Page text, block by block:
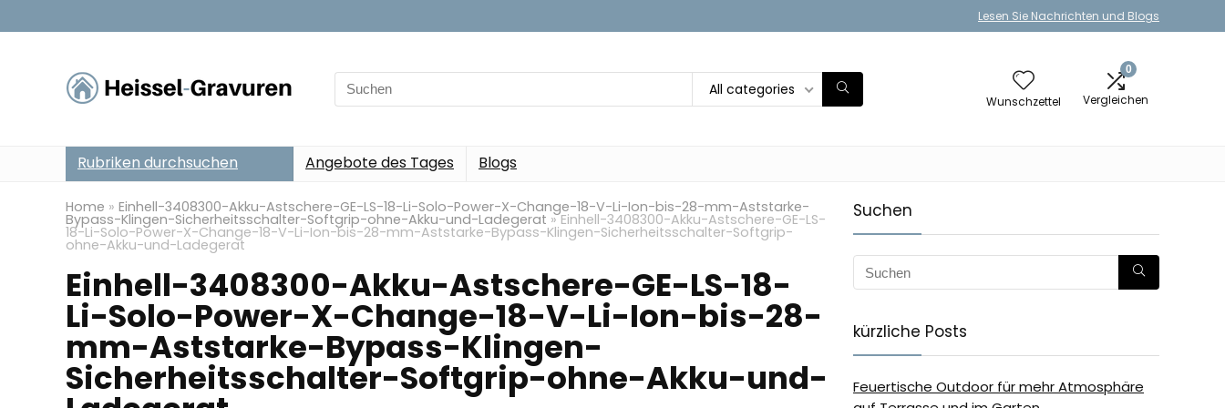
Lesen Sie Nachrichten und Blogs
Search
for:
All categories
Wunschzettel
0
Vergleichen
Rubriken durchsuchen Angebote des Tages Blogs
Home » Einhell-3408300-Akku-Astschere-GE-LS-18-Li-Solo-Power-X-Change-18-V-Li-Ion-bis-28-mm-Aststarke-
Bypass-Klingen-Sicherheitsschalter-Softgrip-ohne-Akku-und-Ladegerat »Einhell-3408300-Akku-Astschere-GE-LS-
18-Li-Solo-Power-X-Change-18-V-Li-Ion-bis-28-mm-Aststarke-Bypass-Klingen-Sicherheitsschalter-Softgrip-
ohne-Akku-und-Ladegerat
Einhell-3408300-Akku-Astschere-GE-LS-18-
Li-Solo-Power-X-Change-18-V-Li-Ion-bis-28-
mm-Aststarke-Bypass-Klingen-
Sicherheitsschalter-Softgrip-ohne-Akku-und-
Suchen
kürzliche Posts
Feuertische Outdoor für mehr Atmosphäre